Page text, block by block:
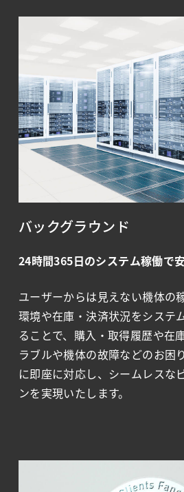
バックグラウンド
24時間365日のシステム稼働で
ユーザーからは見えない機体の
環境や在庫・決済状況をシステ
ることで、購入・取得履歴や在
ラブルや機体の故障などのお困
に即座に対応し、シームレスな
ンを実現いたします。